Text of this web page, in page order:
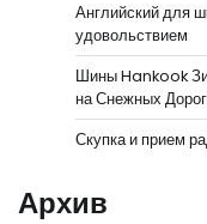
Английский для
удовольствием
Шины Hankook
на Снежных
Скупка и прием
Архив